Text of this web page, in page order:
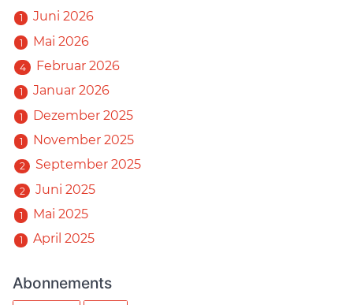
1 Juni 2026
1 Mai 2026
4 Februar 2026
1 Januar 2026
1 Dezember 2025
1 November 2025
2 September 2025
2 Juni 2025
1 Mai 2025
1 April 2025
Abonnements